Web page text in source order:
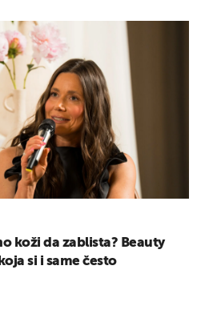
koži da zablista? Beauty
si i same često